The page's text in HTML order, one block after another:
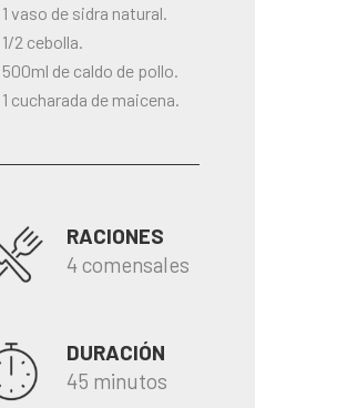
1 vaso de sidra natural.
1/2 cebolla.
500ml de caldo de pollo.
1 cucharada de maicena.
RACIONES
4 comensales
DURACIÓN
45 minutos